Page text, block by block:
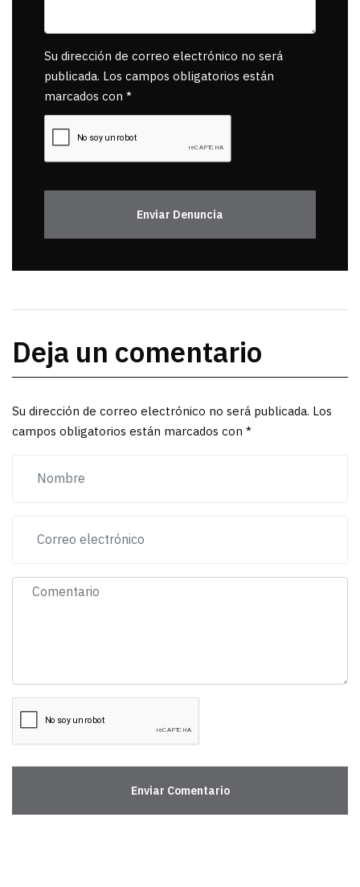
Su dirección de correo electrónico no será
publicada. Los campos obligatorios están
marcados con *
Enviar Denuncia
Deja un comentario
Su dirección de correo electrónico no será publicada. Los
campos obligatorios están marcados con *
Enviar Comentario